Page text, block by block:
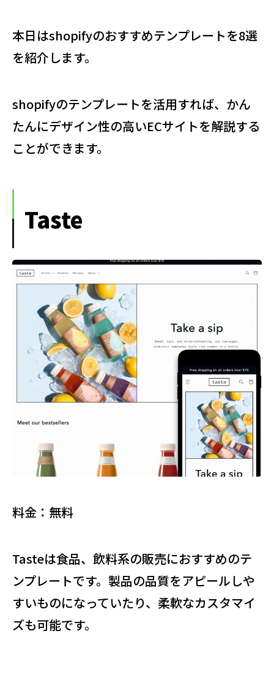
本日はshopifyのおすすめテンプレートを8選
を紹介します。
shopifyのテンプレートを活用すれば、かん
たんにデザイン性の高いECサイトを解説する
ことができます。
Taste
料金：無料
Tasteは食品、飲料系の販売におすすめのテ
ンプレートです。製品の品質をアピールしや
すいものになっていたり、柔軟なカスタマイ
ズも可能です。